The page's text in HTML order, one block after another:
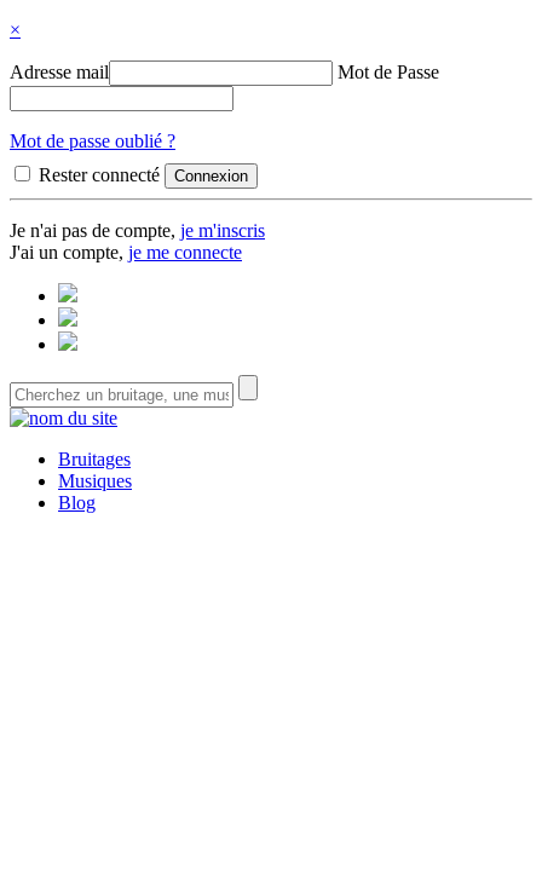
×
Adresse mail Mot de Passe
Mot de passe oublié ?
Rester connecté
Je n'ai pas de compte, je m'inscris
J'ai un compte, je me connecte
Bruitages
Musiques
Blog